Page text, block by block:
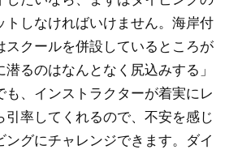
トしなければいけません。海岸付
スクールを併設しているところが
るのはなんとなく尻込みする」
も、インストラクターが着実にレ
引率してくれるので、不安を感じ
ングにチャレンジできます。ダイ